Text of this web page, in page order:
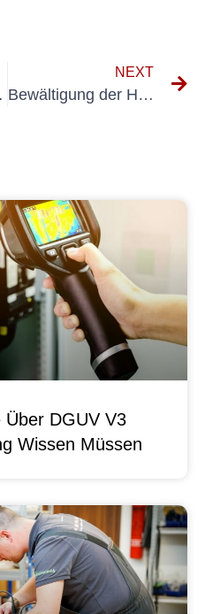
NEXT
Bewältigung der Herausforderungen beim Testen tragbarer Geräte: Innovationen im Inspektionsmanagement
Über DGUV V3
Wissen Müssen